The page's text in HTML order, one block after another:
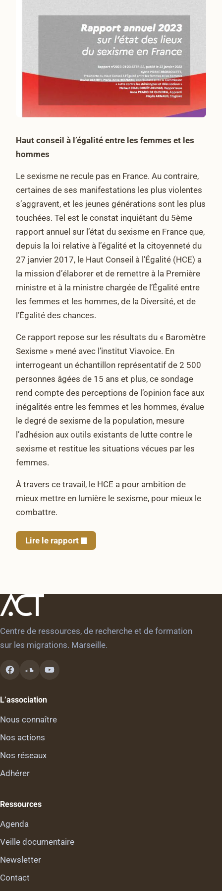
Haut conseil à l’égalité entre les femmes et les
hommes
Le sexisme ne recule pas en France. Au contraire,
certaines de ses manifestations les plus violentes
s’aggravent, et les jeunes générations sont les plus
touchées. Tel est le constat inquiétant du 5ème
rapport annuel sur l’état du sexisme en France que,
depuis la loi relative à l’égalité et la citoyenneté du
27 janvier 2017, le Haut Conseil à l’Égalité (HCE) a
la mission d’élaborer et de remettre à la Première
ministre et à la ministre chargée de l’Égalité entre
les femmes et les hommes, de la Diversité, et de
l’Égalité des chances.
Ce rapport repose sur les résultats du « Baromètre
Sexisme » mené avec l’institut Viavoice. En
interrogeant un échantillon représentatif de 2 500
personnes âgées de 15 ans et plus, ce sondage
rend compte des perceptions de l’opinion face aux
inégalités entre les femmes et les hommes, évalue
le degré de sexisme de la population, mesure
l’adhésion aux outils existants de lutte contre le
sexisme et restitue les situations vécues par les
femmes.
À travers ce travail, le HCE a pour ambition de
mieux mettre en lumière le sexisme, pour mieux le
combattre.
Lire le rapport
Centre de ressources, de recherche et de formation
sur les migrations. Marseille.
L’association
Nous connaître
Nos actions
Nos réseaux
Adhérer
Ressources
Agenda
Veille documentaire
Newsletter
Contact